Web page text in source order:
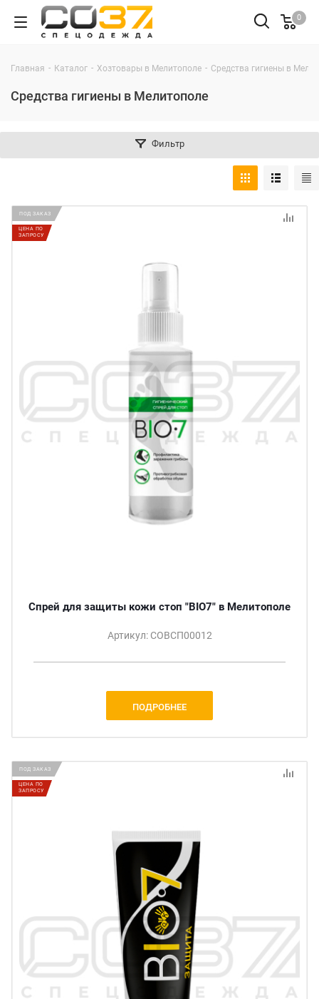
0
Главная - Каталог - Хозтовары в Мелитополе - Средства гигиены в
Средства гигиены в Мелитополе
Фильтр
ПОД ЗАКАЗ
ЦЕНА ПО
ЗАПРОСУ
Спрей для защиты кожи стоп "BIO7" в Мелитополе
Артикул: СОВСП00012
ПОДРОБНЕЕ
ПОД ЗАКАЗ
ЦЕНА ПО
ЗАПРОСУ